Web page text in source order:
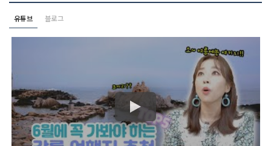
유튜브 블로그